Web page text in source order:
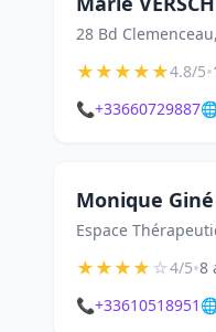
28 Bd
★★★★★4.8/5•
📞+33660729887
Monique
Espace
★★★★☆4/5•8
📞+33610518951